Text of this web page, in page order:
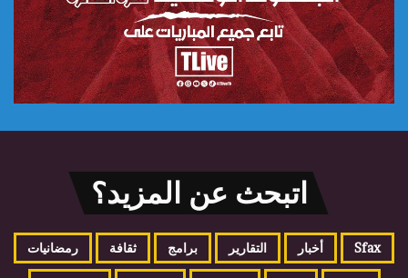
اتبحث عن المزيد؟
Sfax أخبار التقارير برامج ثقافة رمضانيات